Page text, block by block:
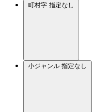
町村字 指定なし
小ジャンル 指定なし